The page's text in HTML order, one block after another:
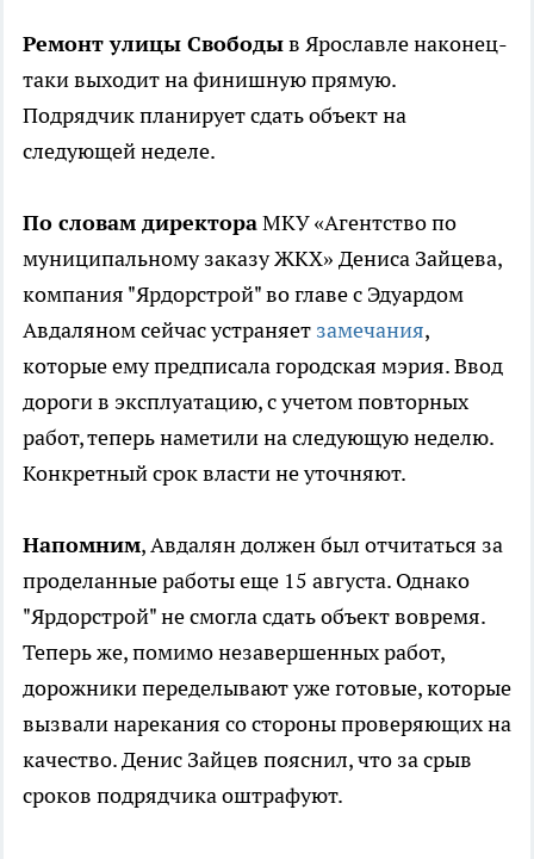
Ремонт улицы Свободыв Ярославле наконец-
таки выходит на финишную прямую.
Подрядчик планирует сдать объект на
следующей неделе.
По словам директораМКУ «Агентство по
муниципальному заказу ЖКХ» Дениса Зайцева,
компания "Ярдорстрой" во главе с Эдуардом
Авдаляном сейчас устраняет замечания,
которые ему предписала городская мэрия. Ввод
дороги в эксплуатацию, с учетом повторных
работ, теперь наметили на следующую неделю.
Конкретный срок власти не уточняют.
Напомним, Авдалян должен был отчитаться за
проделанные работы еще 15 августа. Однако
"Ярдорстрой" не смогла сдать объект вовремя.
Теперь же, помимо незавершенных работ,
дорожники переделывают уже готовые, которые
вызвали нарекания со стороны проверяющих на
качество. Денис Зайцев пояснил, что за срыв
сроков подрядчика оштрафуют.